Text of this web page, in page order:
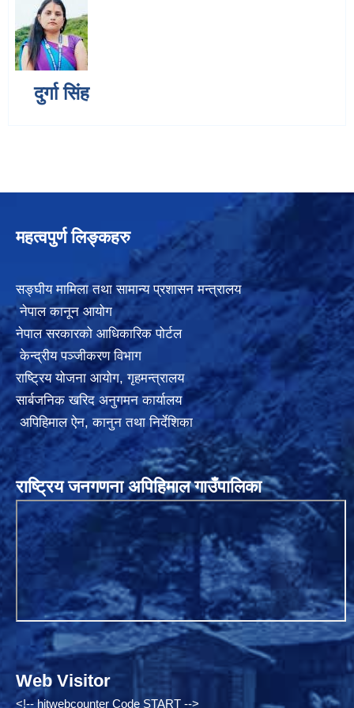
दुर्गा सिंह
महत्वपुर्ण लिङ्कहरु
सङ्घीय मामिला तथा सामान्य प्रशासन मन्त्रालय
नेपाल कानून आयोग
नेपाल सरकारको आधिकारिक पोर्टल
केन्द्रीय पञ्जीकरण विभाग
राष्ट्रिय योजना आयोग,गृहमन्त्रालय
सार्बजनिक खरिद अनुगमन कार्यालय
अपिहिमाल ऐन, कानुन तथा निर्देशिका
राष्ट्रिय जनगणना अपिहिमाल गाउँपालिका
Web Visitor
<!-- hitwebcounter Code START -->